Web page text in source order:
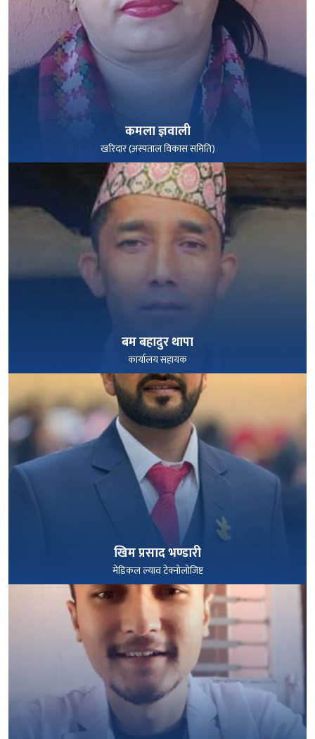
कमला ज्ञवाली
खरिदार (अस्पताल विकास समिति)
पूरा हेर्नुहोस्
बम बहादुर थापा
कार्यालय सहायक
पूरा हेर्नुहोस्
खिम प्रसाद भण्डारी
मेडिकल ल्याव टेक्नोलोजिष्ट
पूरा हेर्नुहोस्